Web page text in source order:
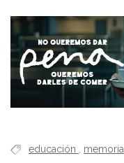
educación memoria